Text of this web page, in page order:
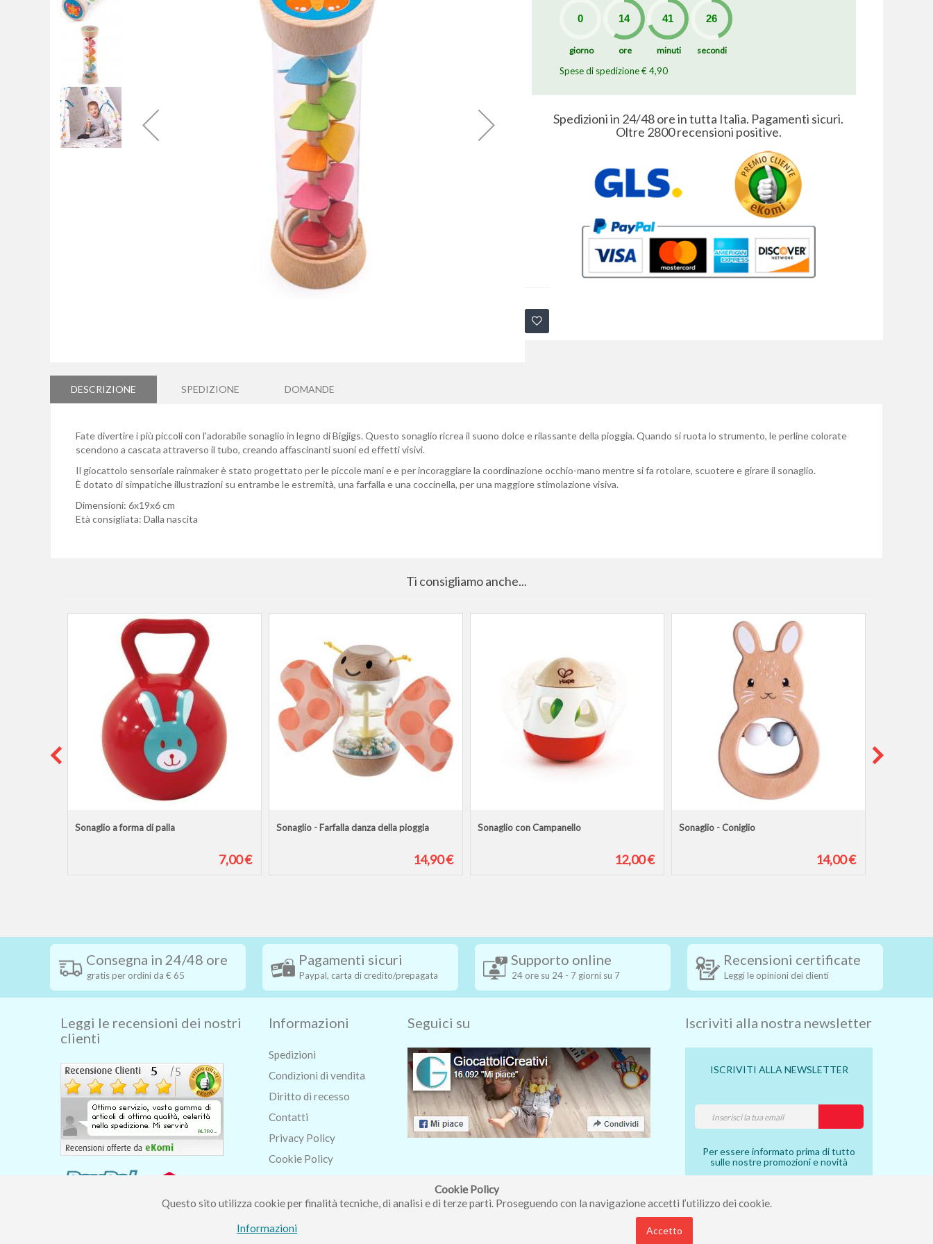
Cookie Policy
Questo sito utilizza cookie per finalità tecniche, di analisi e di terze parti. Proseguendo con la navigazione accetti l’utilizzo dei cookie.
Informazioni
Accetto
della
giorno ore minuti secondi
Spese di spedizione € 4,90
Spedizioni in 24/48 ore in tutta Italia. Pagamenti sicuri.
Oltre 2800 recensioni positive.
DESCRIZIONE
Fate divertire i più piccoli con l'adorabile sonaglio in legno di Bigjigs. Questo sonaglio ricrea il suono dolce e rilassante della pioggia. Quando si ruota lo strumento, le perline colorate
scendono a cascata attraverso il tubo, creando affascinanti suoni ed effetti visivi.
Il giocattolo sensoriale rainmaker è stato progettato per le piccole mani e e per incoraggiare la coordinazione occhio-mano mentre si fa rotolare, scuotere e girare il sonaglio.
È dotato di simpatiche illustrazioni su entrambe le estremità, una farfalla e una coccinella, per una maggiore stimolazione visiva.
Dimensioni: 6x19x6 cm
Età consigliata: Dalla nascita
SPEDIZIONE DOMANDE
Ti consigliamo anche...
Sonaglio a forma di palla
7,00 €
Sonaglio - Farfalla danza della pioggia
14,90 €
Sonaglio con Campanello
12,00 €
Sonaglio - Coniglio
14,00 €
Consegna in 24/48 ore
gratis per ordini da € 65
Pagamenti sicuri
Paypal, carta di credito/prepagata
Supporto online
24 ore su 24 - 7 giorni su 7
Recensioni certificate
Leggi le opinioni dei clienti
Leggi le recensioni dei nostri
clienti
Informazioni
Spedizioni
Condizioni di vendita
Diritto di recesso
Contatti
Privacy Policy
Cookie Policy
Blog
Seguici su Iscriviti alla nostra newsletter
ISCRIVITI ALLA NEWSLETTER
Per essere informato prima di tutto
sulle nostre promozioni e novità
Piccolo Mondo di Ferri Roberta - Via Carlo Pisacane 9/11 57025 Piombino (LI) - P.IVA : 01237910490 - Rea 112098.